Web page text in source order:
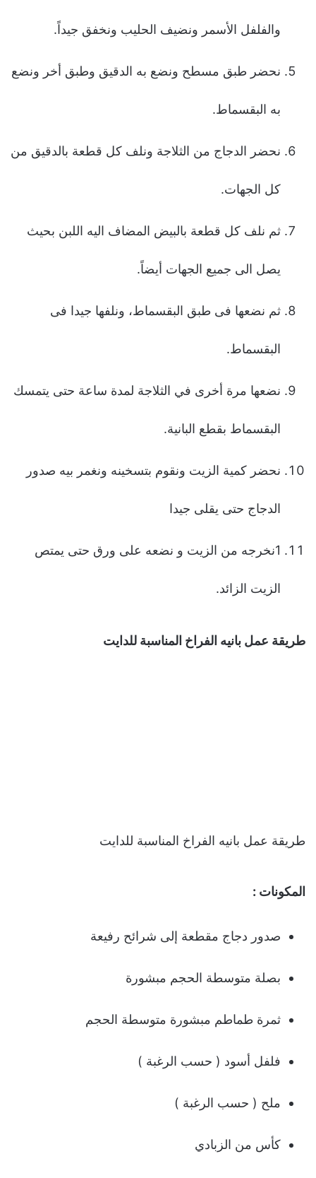
والفلفل الأسمر ونضیف الحلیب ونخفق جیداً.
نحضر طبق مسطح ونضع به الدقیق وطبق أخر ونضع
به البقسماط.
نحضر الدجاج من الثلاجة ونلف كل قطعة بالدقیق من
كل الجهات.
ثم نلف كل قطعة بالبیض المضاف الیه اللبن بحیث
یصل الى جمیع الجهات أیضاً.
ثم نضعها فى طبق البقسماط، ونلفها جیدا فى
البقسماط.
نضعها مرة أخرى في الثلاجة لمدة ساعة حتى یتمسك
البقسماط بقطع البانیة.
نحضر كمیة الزیت ونقوم بتسخینه ونغمر بیه صدور
الدجاج حتى یقلى جیدا
1نخرجه من الزیت و نضعه على ورق حتى یمتص
الزیت الزائد.
طريقة عمل بانيه الفراخ المناسبة للدایت
طريقة عمل بانيه الفراخ المناسبة للدایت
المكونات :
صدور دجاج مقطعة إلى شرائح رفیعة
بصلة متوسطة الحجم مبشورة
ثمرة طماطم مبشورة متوسطة الحجم
فلفل أسود ( حسب الرغبة )
ملح ( حسب الرغبة )
كأس من الزبادي